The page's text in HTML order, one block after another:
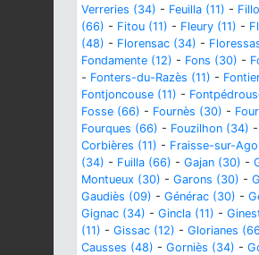
Verreries (34) - Feuilla (11) -
(66) - Fitou (11) - Fleury (11) -
(48) - Florensac (34) -
Fondamente (12) - Fons (30) -
- Fonters-du-Razès (11) -
Fontjoncouse (11) -
Fosse (66) - Fournès (30) -
Fourques (66) - Fouzilhon (34) -
Corbières (11) - Fraisse-sur-
(34) - Fuilla (66) - Gajan (30) -
Montueux (30) - Garons (30) -
Gaudiès (09) - Générac (30) -
Gignac (34) - Gincla (11) -
(11) - Gissac (12) - Glorianes
Causses (48) - Gorniès (34) -